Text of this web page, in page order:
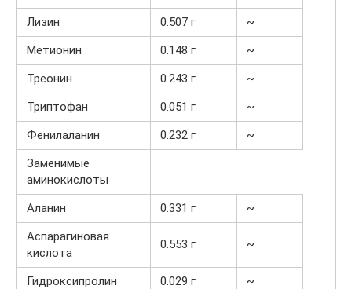
Лизин
0.507 г
~
Метионин
0.148 г
~
Треонин
0.243 г
~
Триптофан
0.051 г
~
Фенилаланин
0.232 г
~
Заменимые
аминокислоты
Аланин
0.331 г
~
Аспарагиновая
кислота
0.553 г ~
Гидроксипролин 0.029 г
~